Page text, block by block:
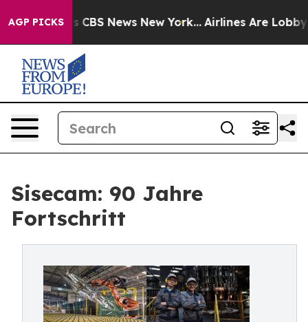
AGP PICKS
was CBS News New York... Airlines Are Lobbying
Sisecam: 90 Jahre
Fortschritt